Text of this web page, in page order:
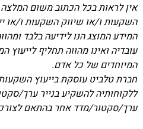
אין לראות בכל הכתוב משום המלצה
השקעות ו/או שיווק השקעות ו/או
המידע המוצג הנו לידיעה בלבד
עובדיה ואינו מהווה תחליף לייעוץ
המיוחדים של כל אדם.
חברת טלביט עוסקת בייעוץ
ללקוחותיה להשקיע בנייר ערך/
ערך/סקטור/מדד אחר בהתאם